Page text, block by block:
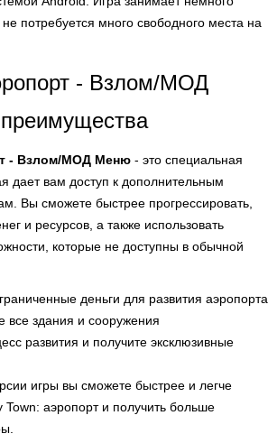
потребуется много свободного места на
- Взлом/МОД
- Взлом/МОД Меню - это специальная
дает вам доступ к дополнительным
Вы сможете быстрее прогрессировать,
и ресурсов, а также использовать
которые не доступны в обычной
деньги для развития аэропорта
все здания и сооружения
развития и получите эксклюзивные
игры вы сможете быстрее и легче
Town: аэропорт и получить больше